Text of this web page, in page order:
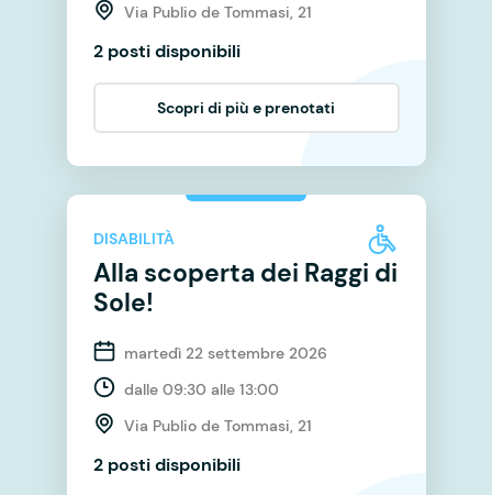
Via Publio de Tommasi, 21
2 posti disponibili
Scopri di più e prenotati
DISABILITÀ
Alla scoperta dei Raggi di
Sole!
martedì 22 settembre 2026
dalle 09:30 alle 13:00
Via Publio de Tommasi, 21
2 posti disponibili